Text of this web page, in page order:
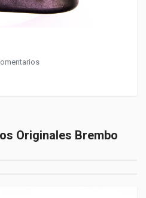
Originales Brembo